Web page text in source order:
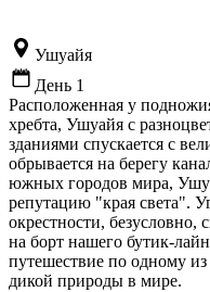
Ушуайя
День 1
Расположенная у
хребта, Ушуайя с
зданиями спускается с
обрывается на берегу
южных городов мира,
репутацию "края света".
окрестности, безусловно,
на борт нашего бутик-
путешествие по одному
дикой природы в мире.